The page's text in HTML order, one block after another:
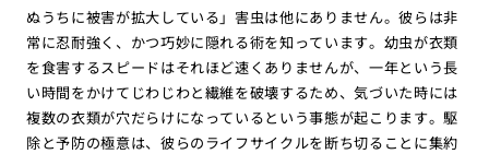
ぬうちに被害が拡大している」害虫は他にありません。彼らは非
常に忍耐強く、かつ巧妙に隠れる術を知っています。幼虫が衣類
を食害するスピードはそれほど速くありませんが、一年という長
い時間をかけてじわじわと繊維を破壊するため、気づいた時には
複数の衣類が穴だらけになっているという事態が起こります。駆
除と予防の極意は、彼らのライフサイクルを断ち切ることに集約